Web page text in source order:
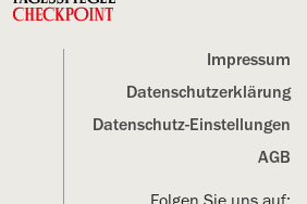
Impressum
Datenschutz­erklärung
Datenschutz-Einstellungen
AGB